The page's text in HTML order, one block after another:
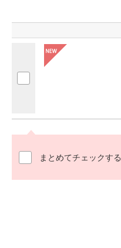
まとめてチェックする